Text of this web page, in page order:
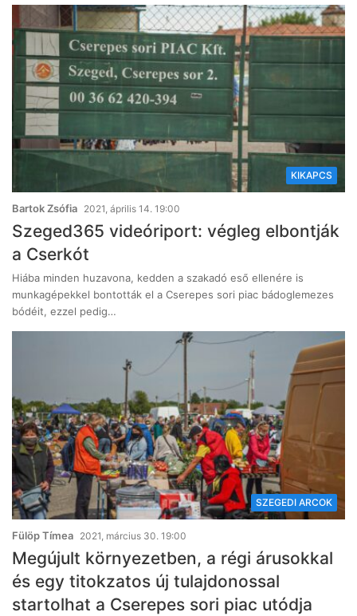
KIKAPCS
Bartok Zsófia 2021, április 14. 19:00
Szeged365 videóriport: végleg elbontják
a Cserkót
Hiába minden huzavona, kedden a szakadó eső ellenére is
munkagépekkel bontották el a Cserepes sori piac bádoglemezes
bódéit, ezzel pedig…
SZEGEDI ARCOK
Fülöp Tímea 2021, március 30. 19:00
Megújult környezetben, a régi árusokkal
és egy titokzatos új tulajdonossal
startolhat a Cserepes sori piac utódja